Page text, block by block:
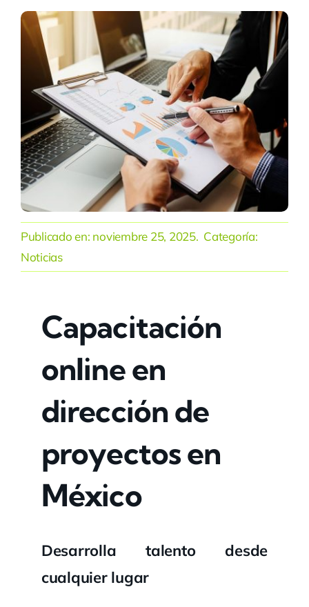
Publicado en: noviembre 25, 2025. Categoría:
Noticias
Capacitación
online en
dirección de
proyectos en
México
Desarrolla talento desde
cualquier lugar